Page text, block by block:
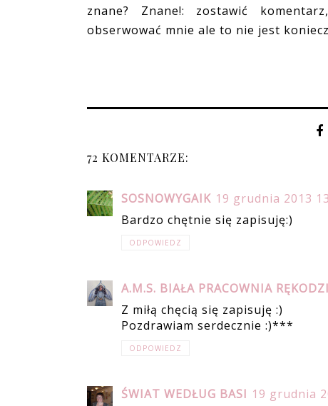
znane? Znane!: zostawić
obserwować mnie ale to nie jest
72 KOMENTARZE:
SOSNOWYGAIK 19 grudnia 2013
Bardzo chętnie się zapisuję:)
ODPOWIEDZ
A.M.S. BIAŁA PRACOWNIA
Z miłą chęcią się zapisuję :)
Pozdrawiam serdecznie :)***
ODPOWIEDZ
ŚWIAT WEDŁUG BASI 19 grudnia